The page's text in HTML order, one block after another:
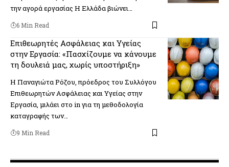
την αγορά εργασίας Η Ελλάδα βιώνει…
6 Min Read
Eπιθεωρητές Ασφάλειας και Υγείας
στην Εργασία: «Πασχίζουμε να κάνουμε
τη δουλειά μας, χωρίς υποστήριξη»
Η Παναγιώτα Ρόζου, πρόεδρος του Συλλόγου
Επιθεωρητών Ασφάλειας και Υγείας στην
Εργασία, μιλάει στο in για τη μεθοδολογία
καταγραφής των…
9 Min Read